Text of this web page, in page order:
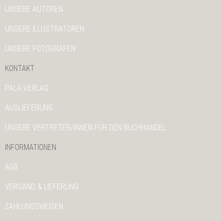
UNSERE AUTOREN
UNSERE ILLUSTRATOREN
UNSERE FOTOGRAFEN
KONTAKT
PALA VERLAG
AUSLIEFERUNG
UNSERE VERTRETER/INNEN FÜR DEN BUCHHANDEL
INFORMATIONEN
AGB
VERSAND & LIEFERUNG
ZAHLUNGSWEISEN